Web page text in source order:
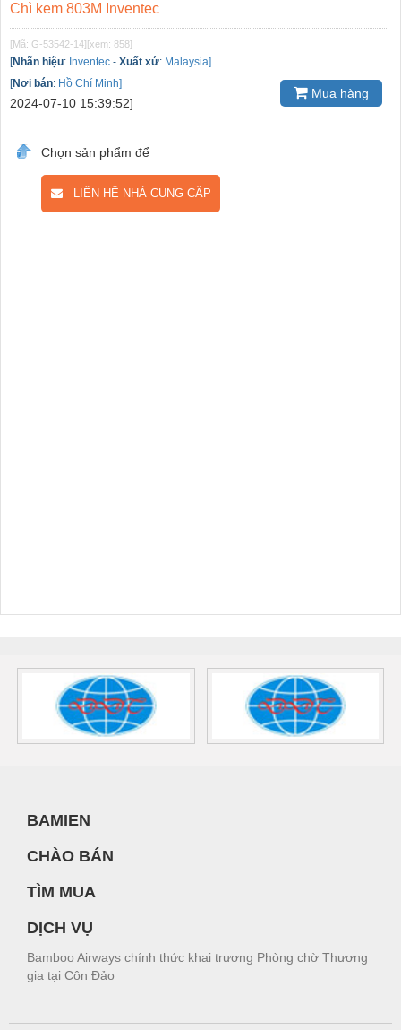
Chì kem 803M Inventec
[Mã: G-53542-14] [xem: 858]
[Nhãn hiệu: Inventec - Xuất xứ: Malaysia]
[Nơi bán: Hồ Chí Minh]
2024-07-10 15:39:52]
Mua hàng
Chọn sản phẩm để
LIÊN HỆ NHÀ CUNG CẤP
BAMIEN
CHÀO BÁN
TÌM MUA
DỊCH VỤ
Bamboo Airways chính thức khai trương Phòng chờ Thương
gia tại Côn Đảo